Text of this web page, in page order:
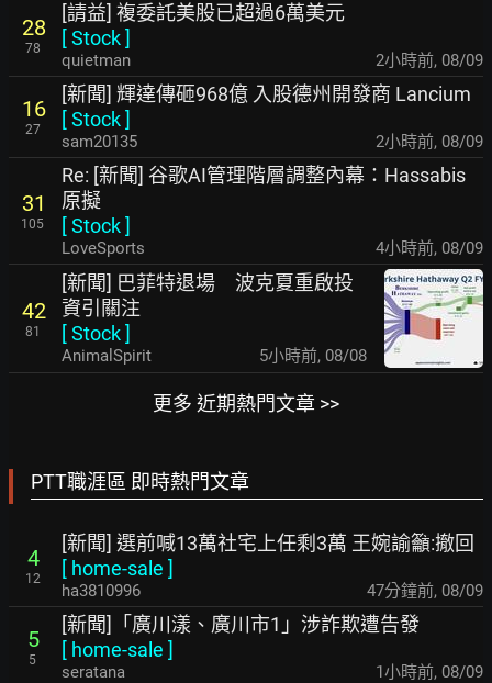
28
78
[請益] 複委託美股已超過6萬美元
[Stock]
quietman 2小時前, 08/09
16
27
[新聞] 輝達傳砸968億 入股德州開發商 Lancium
[Stock]
sam20135 2小時前, 08/09
31
105
Re: [新聞] 谷歌AI管理階層調整內幕：Hassabis
原擬
[Stock]
LoveSports 4小時前, 08/09
42
81
[新聞] 巴菲特退場 波克夏重啟投
資引關注
[Stock]
AnimalSpirit 5小時前, 08/08
更多 近期熱門文章 >>
PTT職涯區 即時熱門文章
4
12
[新聞] 選前喊13萬社宅上任剩3萬 王婉諭籲:撤回
[ home-sale ]
ha3810996 47分鐘前, 08/09
5
5
[新聞]「廣川漾、廣川市1」涉詐欺遭告發
[ home-sale ]
seratana 1小時前, 08/09